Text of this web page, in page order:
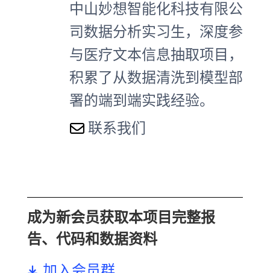
中山妙想智能化科技有限公
司数据分析实习生，深度参
与医疗文本信息抽取项目，
积累了从数据清洗到模型部
署的端到端实践经验。
联系我们
成为新会员获取本项目完整报
告、代码和数据资料